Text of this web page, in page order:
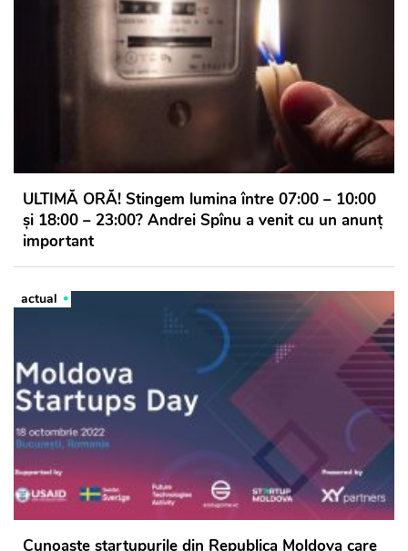
ULTIMĂ ORĂ! Stingem lumina între 07:00 – 10:00
și 18:00 – 23:00? Andrei Spînu a venit cu un anunț
important
actual
Cunoaște startupurile din Republica Moldova care